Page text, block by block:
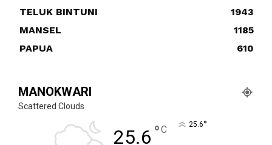
TELUK BINTUNI
1943
MANSEL
1185
PAPUA
610
MANOKWARI
Scattered Clouds
25.6 °C 25.6°